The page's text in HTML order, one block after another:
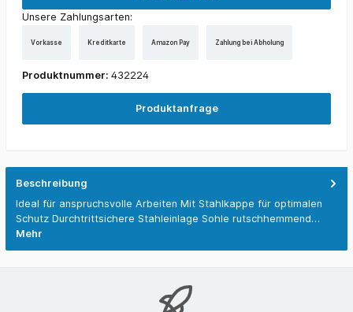
Unsere Zahlungsarten:
Vorkasse Kreditkarte Amazon Pay Zahlung bei Abholung
Produktnummer: 432224
Produktanfrage
Beschreibung
Ideal für anspruchsvolle Arbeiten Mit Stahlkappe für optimalen
Schutz Durchtrittsichere Stahleinlage Sohle rutschhemmend…
Mehr